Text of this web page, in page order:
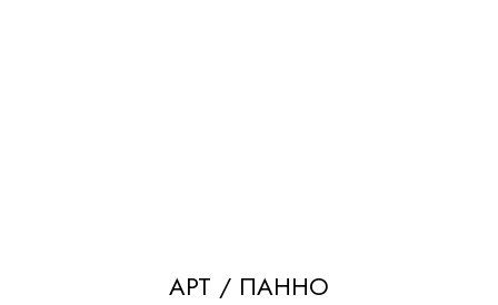
АРТ / ПАННО